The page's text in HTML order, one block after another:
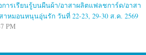
การเรียนรู้บนผืนผ้า/อาสาผลิตแฟลชการ์ด/อาสา
าหมอนหนุนอุ่นรัก วันที่ 22-23, 29-30 ส.ค. 2569
PM